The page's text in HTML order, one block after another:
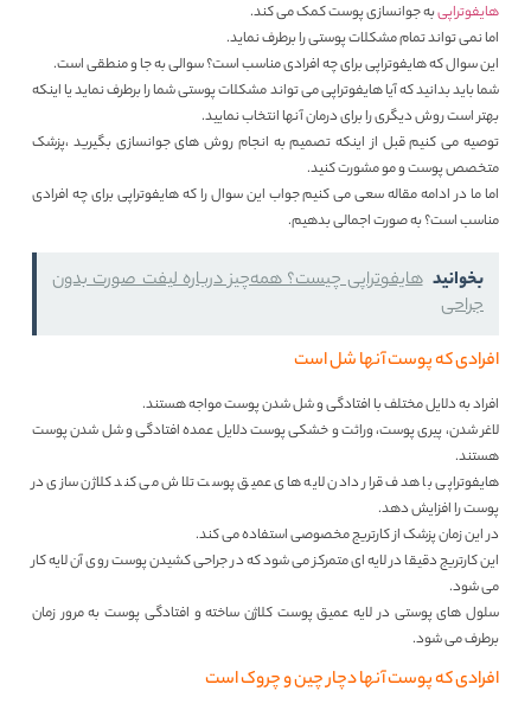
هایفوتراپیبه جوانسازی پوست کمک می کند.
اما نمی تواند تمام مشکلات پوستی را برطرف نماید.
این سوال که هایفوتراپی برای چه افرادی مناسب است؟ سوالی به جا و منطقی است.
شما باید بدانید که آیا هایفوتراپی می تواند مشکلات پوستی شما را برطرف نماید یا اینکه
بهتر است روش دیگری را برای درمان آنها انتخاب نمایید.
توصیه می کنیم قبل از اینکه تصمیم به انجام روش های جوانسازی بگیرید ،پزشک
متخصص پوست و مو مشورت کنید.
اما ما در ادامه مقاله سعی می کنیم جواب این سوال را که هایفوتراپی برای چه افرادی
مناسب است؟ به صورت اجمالی بدهیم.
بخوانید هایفوتراپی چیست؟ همه‌چیز درباره لیفت صورت بدون
جراحی
افرادی که پوست آنها شل است
افراد به دلایل مختلف با افتادگی و شل شدن پوست مواجه هستند.
لاغر شدن، پیری پوست، وراثت و خشکی پوست دلایل عمده افتادگی و شل شدن پوست
هستند.
هایفوتراپی با هدف قرار دادن لایه های عمیق پوست تلاش می کند کلاژن سازی در
پوست را افزایش دهد.
در این زمان پزشک از کارتریج مخصوصی استفاده می کند.
این کارتریج دقیقا در لایه ای متمرکز می شود که در جراحی کشیدن پوست روی آن لایه کار
می شود.
سلول های پوستی در لایه عمیق پوست کلاژن ساخته و افتادگی پوست به مرور زمان
برطرف می شود.
افرادی که پوست آنها دچار چین و چروک است